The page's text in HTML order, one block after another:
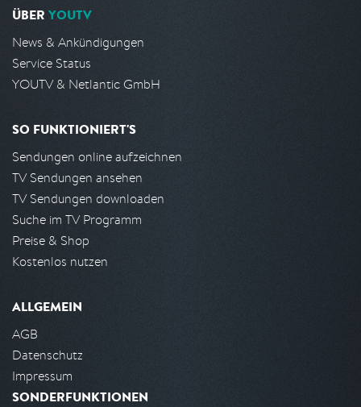
ÜBER YOUTV
News & Ankündigungen
Service Status
YOUTV & Netlantic GmbH
SO FUNKTIONIERT'S
Sendungen online aufzeichnen
TV Sendungen ansehen
TV Sendungen downloaden
Suche im TV Programm
Preise & Shop
Kostenlos nutzen
ALLGEMEIN
AGB
Datenschutz
Impressum
SONDERFUNKTIONEN